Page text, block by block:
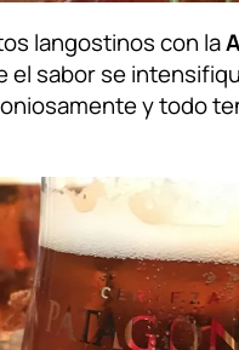
langostinos con la
el sabor se
y todo